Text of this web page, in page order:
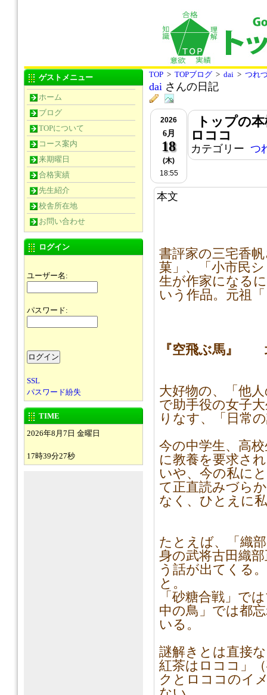
ゲストメニュー
ホーム
ブログ
TOPについて
コース案内
来期曜日
合格実績
先生紹介
校舎所在地
お問い合わせ
ログイン
ユーザー名:
パスワード:
SSL
パスワード紛失
TIME
2026年8月7日 金曜日
17時39分27秒
TOP > TOPブログ > dai > つれ
dai さんの日記
2026
6月
18
(木)
18:55
トップの
ロココ
カテゴリー つ
本文
書評家の三宅香
菓」、「小市民
生が作家になる
いう作品。元祖
『空飛ぶ馬』
大好物の、「他
で助手役の女子
りなす、「日常
今の中学生、高
に教養を要求さ
いや、今の私に
て正直読みづら
なく、ひとえに
たとえば、「織
身の武将古田織
う話が出てくる
と。
「砂糖合戦」で
中の鳥」では都
いる。
謎解きとは直接
紅茶はロココ」
クとロココのイ